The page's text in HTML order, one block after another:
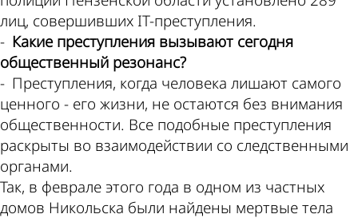
лиц, совершивших IT­-преступления.
- Какие преступления вызывают сегодня
общественный резонанс?
- Преступления, когда человека лишают самого
ценного - его жизни, не остаются без внимания
общественности. Все подобные преступления
раскрыты во взаимодействии со следственными
органами.
Так, в феврале этого года в одном из частных
домов Никольска были найдены мертвые тела